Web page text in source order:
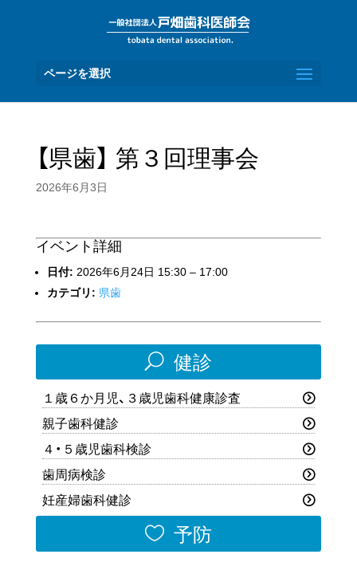
ページを選択
【県歯】 第３回理事会
2026年6月3日
イベント詳細
日付: 2026年6月24日 15:30– 17:00
カテゴリ: 県歯
U 健診
１歳６か月児、３歳児歯科健康診査
親子歯科健診
４・５歳児歯科検診
歯周病検診
妊産婦歯科健診
 予防